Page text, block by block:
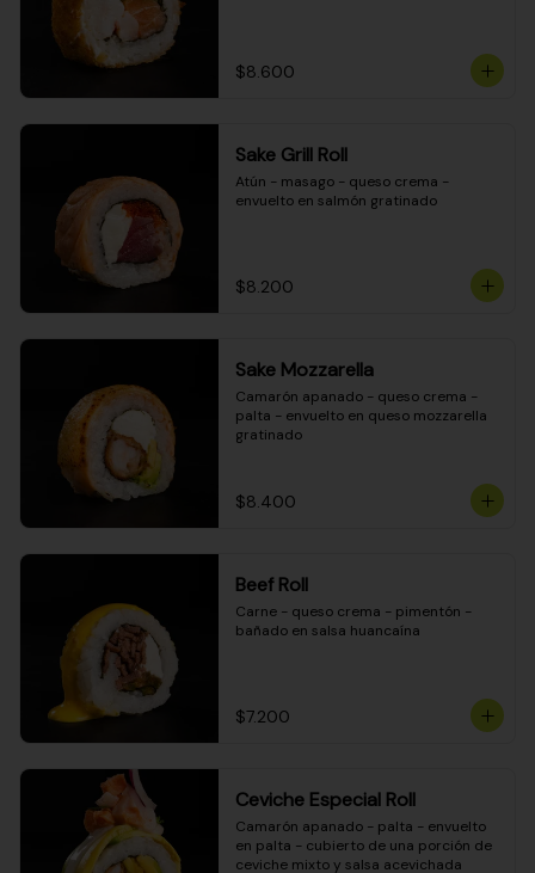
$8.600
Sake Grill Roll
Atún - masago - queso crema -
envuelto en salmón gratinado
$8.200
Sake Mozzarella
Camarón apanado - queso crema -
palta - envuelto en queso mozzarella
gratinado
$8.400
Beef Roll
Carne - queso crema - pimentón -
bañado en salsa huancaína
$7.200
Ceviche Especial Roll
Camarón apanado - palta - envuelto
en palta - cubierto de una porción de
ceviche mixto y salsa acevichada